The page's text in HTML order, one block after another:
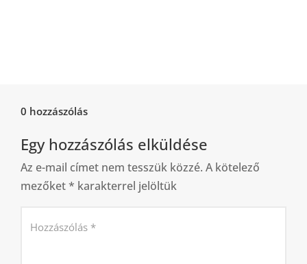
0 hozzászólás
Egy hozzászólás elküldése
Az e-mail címet nem tesszük közzé. A kötelező
mezőket* karakterrel jelöltük